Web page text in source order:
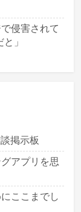
侵害されて
」
掲示板
アプリを思
ここまでし